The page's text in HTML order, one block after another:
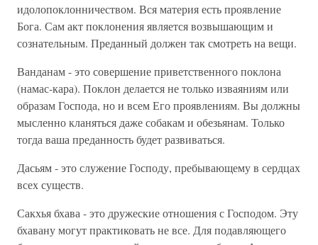
идолопоклонничеством. Вся материя есть проявление
Бога. Сам акт поклонения является возвышающим и
сознательным. Преданный должен так смотреть на вещи.
Ванданам - это совершение приветственного поклона
(намас-кара). Поклон делается не только изваяниям или
образам Господа, но и всем Его проявлениям. Вы должны
мысленно кланяться даже собакам и обезьянам. Только
тогда ваша преданность будет развиваться.
Дасьям - это служение Господу, пребывающему в сердцах
всех существ.
Сакхья бхава - это дружеские отношения с Господом. Эту
бхавану могут практиковать не все. Для подавляющего